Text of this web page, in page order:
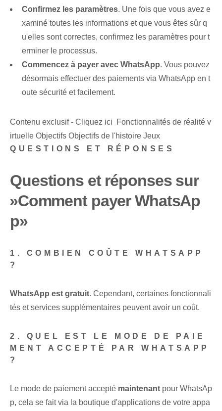
Confirmez les paramètres⁤. Une fois que vous avez e
xaminé toutes les informations et que vous êtes sûr q
u'elles sont correctes, confirmez les paramètres pour t
erminer le processus.
Commencez à payer⁢ avec WhatsApp. Vous pouvez
désormais effectuer des paiements via WhatsApp en t
oute sécurité et facilement.
Contenu exclusif - Cliquez ici Fonctionnalités de réalité v
irtuelle Objectifs Objectifs de l'histoire Jeux
QUESTIONS ET RÉPONSES
Questions et réponses sur
⁣»Comment payer WhatsAp
p»
1. COMBIEN COÛTE WHATSAPP
?
WhatsApp est gratuit. Cependant, certaines fonctionnali
tés et services supplémentaires peuvent avoir un coût.
2. QUEL EST LE MODE DE PAIE
MENT ACCEPTÉ PAR WHATSAPP
?
Le mode de paiement accepté maintenant pour WhatsAp
p, cela se fait via la boutique d'applications de votre appa